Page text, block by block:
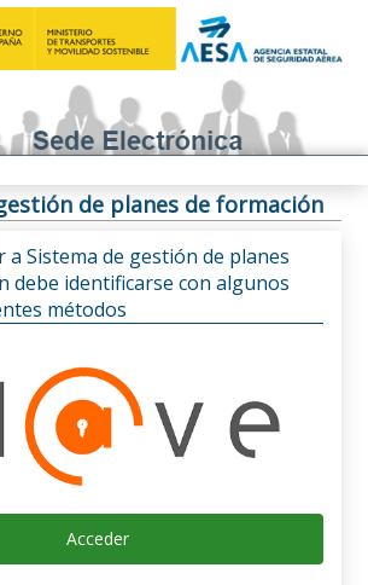
de planes de formación
a Sistema de gestión de planes
debe identificarse con algunos
métodos
Acceder